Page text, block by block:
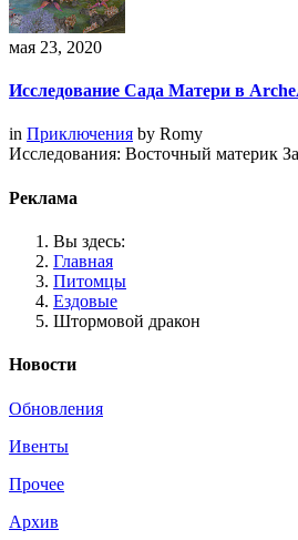
мая 23, 2020
Исследование Сада Матери в
in Приключения by Romy
Исследования: Восточный материк
Реклама
Вы здесь:
Главная
Питомцы
Ездовые
Штормовой дракон
Новости
Обновления
Ивенты
Прочее
Архив